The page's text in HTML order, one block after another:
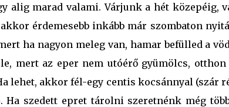
alig marad valami. Várjunk a hét közepéig,
érdemesebb inkább már szombaton
ha nagyon meleg van, hamar befülled a
mert az eper nem utóérő gyümölcs,
lehet, akkor fél-egy centis kocsánnyal (szár
Ha szedett epret tárolni szeretnénk még